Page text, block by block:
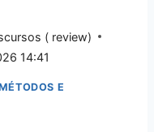
( review)
14:41
E